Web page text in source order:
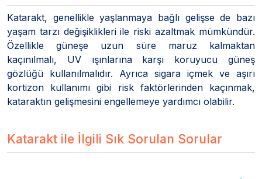
Katarakt, genellikle yaşlanmaya bağlı gelişse de bazı
yaşam tarzı değişiklikleri ile riski azaltmak mümkündür.
Özellikle güneşe uzun süre maruz kalmaktan
kaçınılmalı, UV ışınlarına karşı koruyucu güneş
gözlüğü kullanılmalıdır. Ayrıca sigara içmek ve aşırı
kortizon kullanımı gibi risk faktörlerinden kaçınmak,
kataraktın gelişmesini engellemeye yardımcı olabilir.
Katarakt ile İlgili Sık Sorulan Sorular